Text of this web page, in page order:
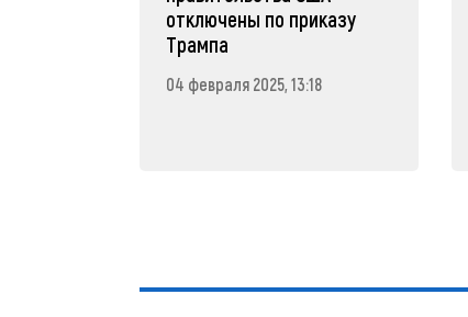
отключены по приказу
Трампа
04 февраля 2025, 13:18